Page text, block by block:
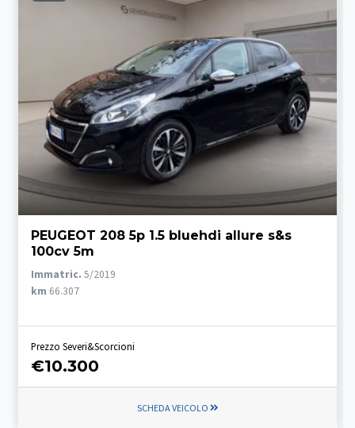
PEUGEOT 208 5p 1.5 bluehdi allure s&s
100cv 5m
Immatric. 5/2019
km 66.307
Prezzo Severi&Scorcioni
€10.300
SCHEDA VEICOLO